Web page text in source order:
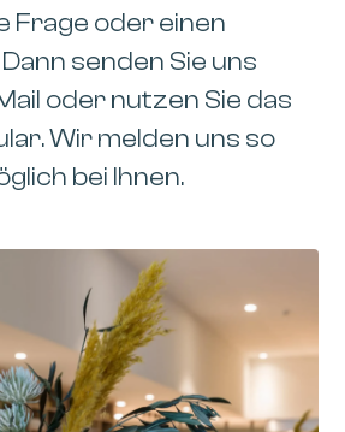
Frage oder einen
senden Sie uns
oder nutzen Sie das
Wir melden uns so
bei Ihnen.